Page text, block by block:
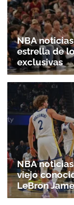
NBA
estrella de
exclusivas
NBA
viejo
LeBron